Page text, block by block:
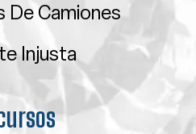
De Camiones
Injusta